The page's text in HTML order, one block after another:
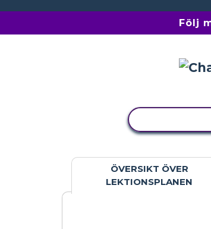
Följ
ÖVERSIKT ÖVER
LEKTIONSPLANEN